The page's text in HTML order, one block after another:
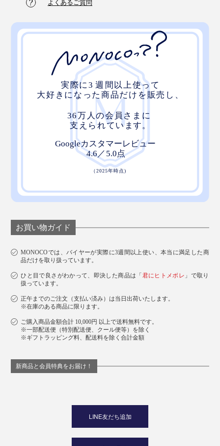
よくあるご質問
お買い物ガイド
MONOCOでは、バイヤーが実際に3週間以上使い、本当に満足した商
品だけを取り扱っています。
ひと目で良さがわかって、即決した商品は「君にヒトメボレ 」で取り
扱っています。
正午までのご注文（支払い済み）は当日出荷いたします。
※在庫のある商品に限ります。
ご購入商品金額合計 10,000円 以上で送料無料です。
※一部配送便（特別配送便、クール便等）を除く
※ギフトラッピング料、配送料を除く合計金額
新商品と会員特典をお届け！
LINE友だち追加